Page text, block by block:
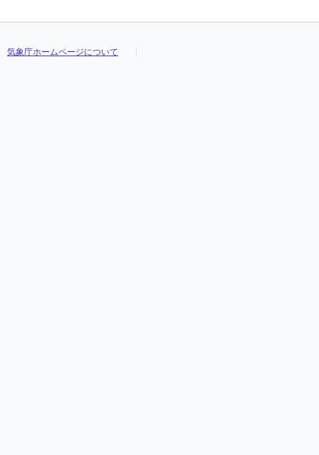
気象庁ホームページについて